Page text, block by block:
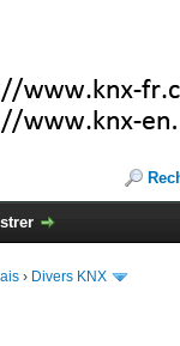
› Divers KNX